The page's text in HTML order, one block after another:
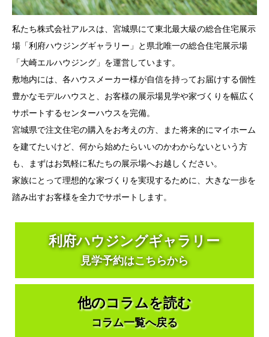
私たち株式会社アルスは、宮城県にて東北最大級の総合住宅展示
場「利府ハウジングギャラリー」と県北唯一の総合住宅展示場
「大崎エルハウジング」を運営しています。
敷地内には、各ハウスメーカー様が自信を持ってお届けする個性
豊かなモデルハウスと、お客様の展示場見学や家づくりを幅広く
サポートするセンターハウスを完備。
宮城県で注文住宅の購入をお考えの方、また将来的にマイホーム
を建てたいけど、何から始めたらいいのかわからないという方
も、まずはお気軽に私たちの展示場へお越しください。
家族にとって理想的な家づくりを実現するために、大きな一歩を
踏み出すお客様を全力でサポートします。
利府ハウジングギャラリー
見学予約はこちらから
他のコラムを読む
コラム一覧へ戻る